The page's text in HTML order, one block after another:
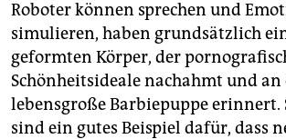
Roboter können sprechen und
simulieren, haben grundsätzlich
geformten Körper, der
Schönheitsideale nachahmt und an
lebensgroße Barbiepuppe erinnert.
sind ein gutes Beispiel dafür, dass